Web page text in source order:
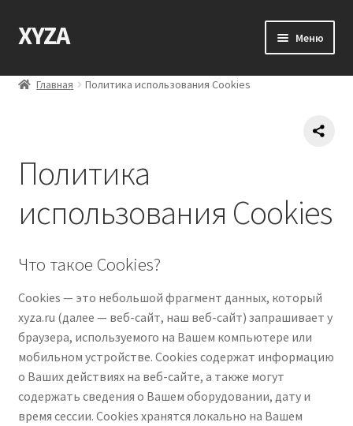
Перейти
к
Перейти
к
XYZA Меню
Главная
Контакты
Оформление заказа
Главная Политика использования Cookies
Политика
использования Cookies
Что такое Cookies?
Сookies — это небольшой фрагмент данных, который
xyza.ru (далее — веб-сайт, наш веб-сайт) запрашивает у
браузера, используемого на Вашем компьютере или
мобильном устройстве. Cookies содержат информацию
о Ваших действиях на веб-сайте, а также могут
содержать сведения о Вашем оборудовании, дату и
время сессии. Сookies хранятся локально на Вашем